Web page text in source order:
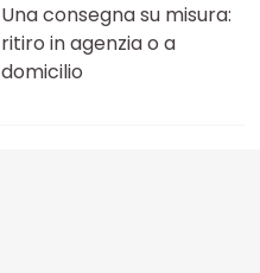
Una consegna su misura:
ritiro in agenzia o a
domicilio